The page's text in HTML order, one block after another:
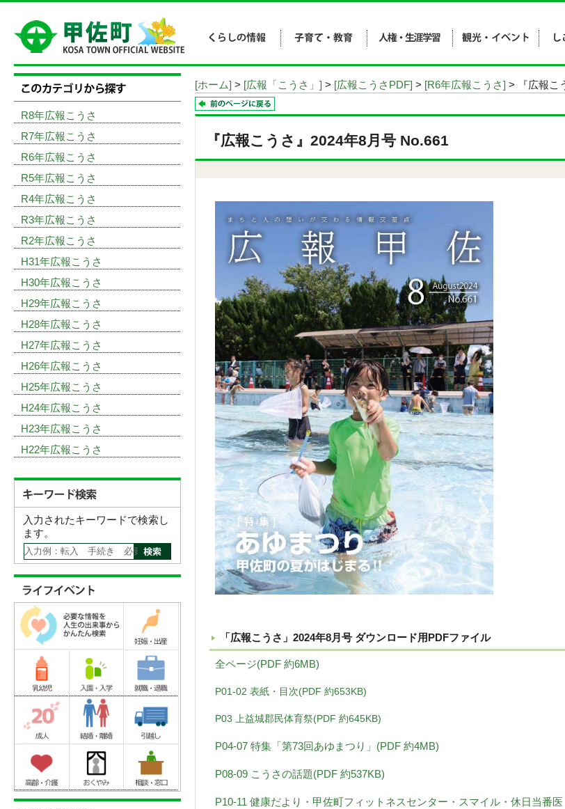
[ホーム] > [広報「こうさ」] > [広報こうさPDF] > [R6年広報こうさ] > 『広報こ
『広報こうさ』2024年8月号 No.661
「広報こうさ」2024年8月号 ダウンロード用PDFファイル
全ページ(PDF 約6MB)
P01-02 表紙・目次(PDF 約653KB)
P03 上益城郡民体育祭(PDF 約645KB)
P04-07 特集「第73回あゆまつり」(PDF 約4MB)
P08-09 こうさの話題(PDF 約537KB)
P10-11 健康だより・甲佐町フィットネスセンター・スマイル・休日当番
R8年広報こうさ
R7年広報こうさ
R6年広報こうさ
R5年広報こうさ
R4年広報こうさ
R3年広報こうさ
R2年広報こうさ
H31年広報こうさ
H30年広報こうさ
H29年広報こうさ
H28年広報こうさ
H27年広報こうさ
H26年広報こうさ
H25年広報こうさ
H24年広報こうさ
H23年広報こうさ
H22年広報こうさ
入力されたキーワードで検索し
ます。